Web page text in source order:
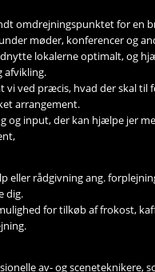
omdrejningspunktet for en
møder, konferencer og
lokalerne optimalt, og
afvikling.
vi ved præcis, hvad der skal til
arrangement.
og input, der kan hjælpe jer
eller rådgivning ang.
dig.
for tilkøb af frokost,
av- og sceneteknikere,